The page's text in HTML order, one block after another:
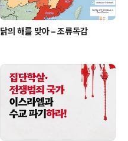
닭의 해를 맞아 – 조류독감